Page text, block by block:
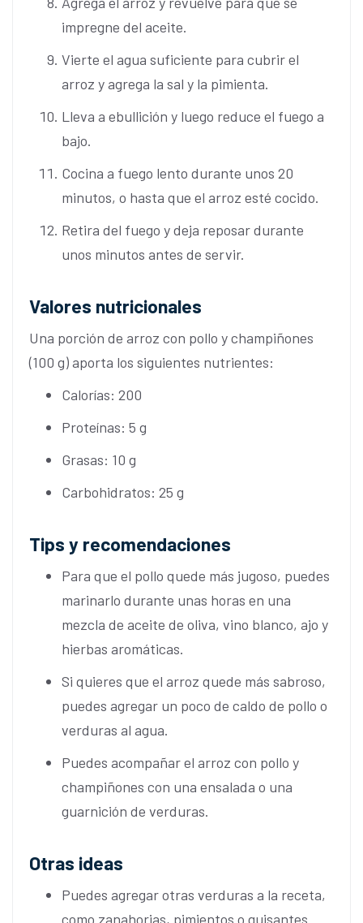
impregne del aceite.
Vierte el agua suficiente para cubrir el
arroz y agrega la sal y la pimienta.
Lleva a ebullición y luego reduce el fuego a
bajo.
Cocina a fuego lento durante unos 20
minutos, o hasta que el arroz esté cocido.
Retira del fuego y deja reposar durante
unos minutos antes de servir.
Valores nutricionales
Una porción de arroz con pollo y champiñones
(100 g) aporta los siguientes nutrientes:
Calorías: 200
Proteínas: 5 g
Grasas: 10 g
Carbohidratos: 25 g
Tips y recomendaciones
Para que el pollo quede más jugoso, puedes
marinarlo durante unas horas en una
mezcla de aceite de oliva, vino blanco, ajo y
hierbas aromáticas.
Si quieres que el arroz quede más sabroso,
puedes agregar un poco de caldo de pollo o
verduras al agua.
Puedes acompañar el arroz con pollo y
champiñones con una ensalada o una
guarnición de verduras.
Otras ideas
Puedes agregar otras verduras a la receta,
como zanahorias, pimientos o guisantes.